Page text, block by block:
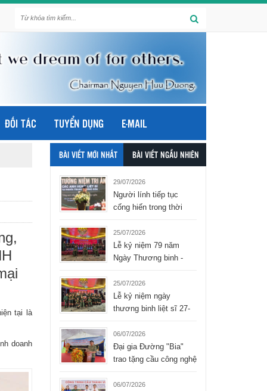
ĐỐI TÁC TUYỂN DỤNG E-MAIL
tại là
doanh
BÀI VIẾT MỚI NHẤT BÀI VIẾT NGẪU NHIÊN
29/07/2026
Người lính tiếp tục
cống hiến trong thời
Bình Group
25/07/2026
Lễ kỷ niệm 79 năm
Ngày Thương binh -
Tập đoàn Hòa Bình
25/07/2026
Lễ kỷ niệm ngày
thương binh liệt sĩ 27-
TNHH Hòa Bình
06/07/2026
Đại gia Đường "Bia"
trao tặng cầu công nghệ
- Thái Nguyên
06/07/2026